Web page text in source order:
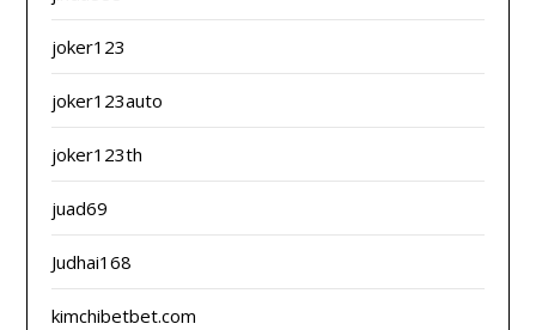
joker123
joker123auto
joker123th
juad69
Judhai168
kimchibetbet.com